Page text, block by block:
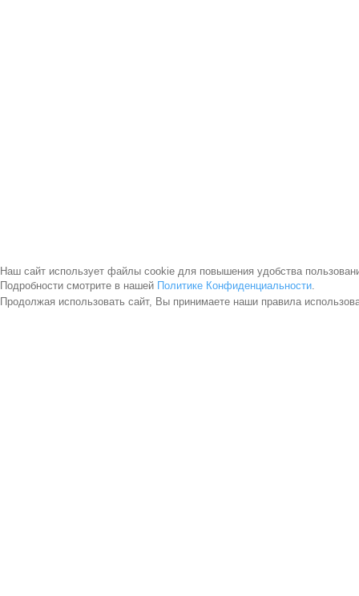
Наш сайт использует файлы cookie для повышения удобства
Подробности смотрите в нашей Политике Конфиденциальности.
Продолжая использовать сайт, Вы принимаете наши правила